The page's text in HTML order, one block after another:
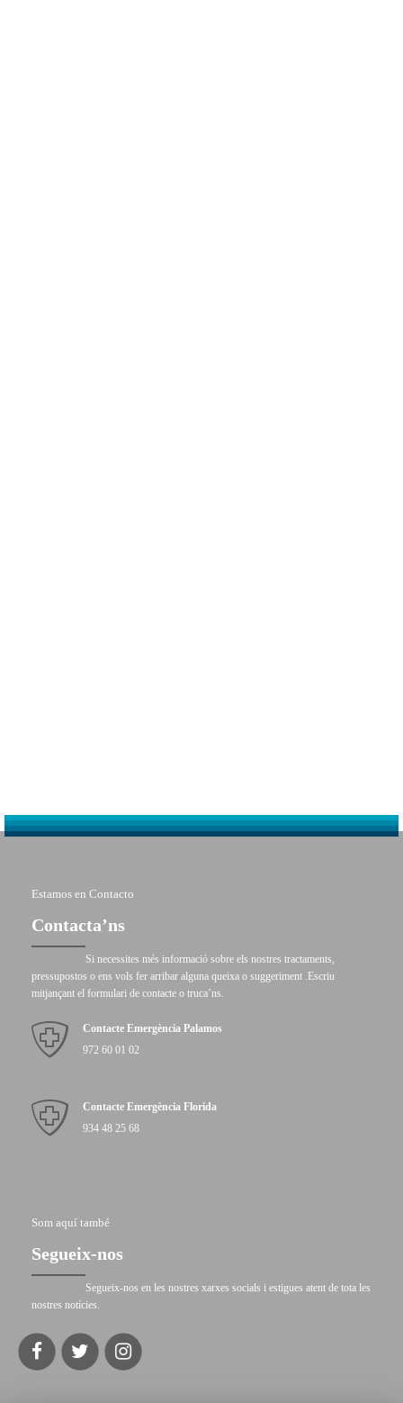
Estamos en Contacto
Contacta’ns
Si necessites més informació sobre els nostres tractaments,
pressupostos o ens vols fer arribar alguna queixa o suggeriment .Escriu
mitjançant el formulari de contacte o truca’ns.
Contacte Emergència Palamos
972 60 01 02
Contacte Emergència Florida
934 48 25 68
Som aquí també
Segueix-nos
Segueix-nos en les nostres xarxes socials i estigues atent de tota les
nostres notícies.